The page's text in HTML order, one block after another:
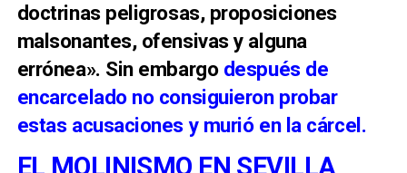
doctrinas peligrosas, proposiciones
malsonantes, ofensivas y alguna
errónea». Sin embargo después de
encarcelado no consiguieron probar
estas acusaciones y murió en la cárcel.
EL MOLINISMO EN SEVILLA